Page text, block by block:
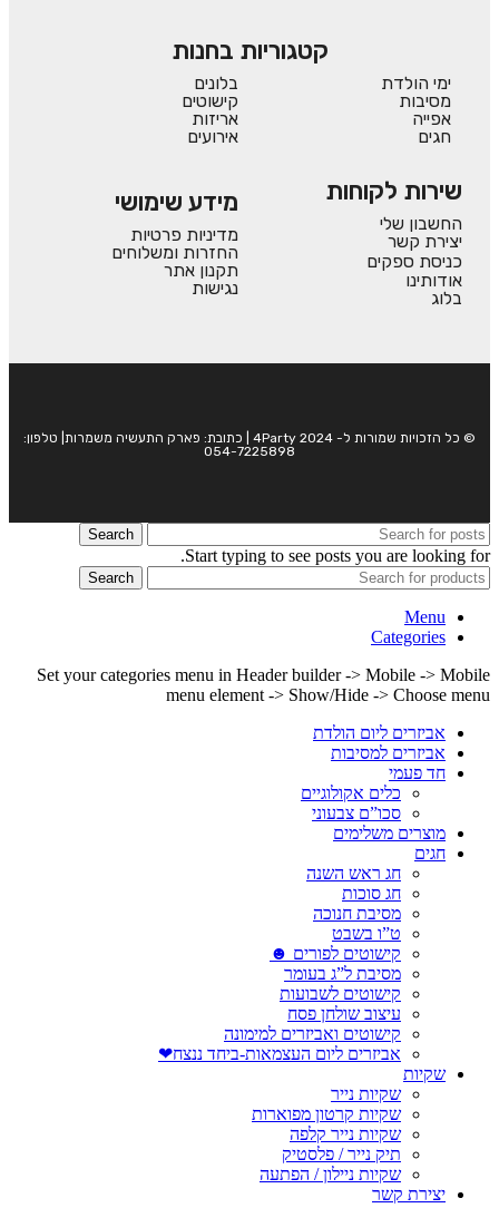
קטגוריות בחנות
ימי הולדת
מסיבות
אפייה
חגים
בלונים
קישוטים
אריזות
אירועים
שירות לקוחות
החשבון שלי
יצירת קשר
כניסת ספקים
אודותינו
בלוג
מידע שימושי
מדיניות פרטיות
החזרות ומשלוחים
תקנון אתר
נגישות
© כל הזכויות שמורות ל- 4Party 2024 | כתובת: פארק התעשיה משמרות| טלפון:
054-7225898
Search
Start typing to see posts you are looking for.
Search
Menu
Categories
Set your categories menu in Header builder -> Mobile -> Mobile
menu element -> Show/Hide -> Choose menu
אביזרים ליום הולדת
אביזרים למסיבות
חד פעמי
כלים אקולוגיים
סכו”ם צבעוני
מוצרים משלימים
חגים
חג ראש השנה
חג סוכות
מסיבת חנוכה
ט”ו בשבט
קישוטים לפורים ☻
מסיבת ל”ג בעומר
קישוטים לשבועות
עיצוב שולחן פסח
קישוטים ואביזרים למימונה
אביזרים ליום העצמאות-ביחד ננצח❤
שקיות
שקיות נייר
שקיות קרטון מפוארות
שקיות נייר קלפה
תיק נייר / פלסטיק
שקיות ניילון / הפתעה
יצירת קשר